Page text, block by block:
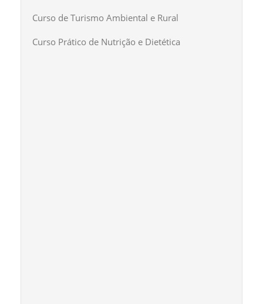
Curso de Turismo Ambiental e Rural
Curso Prático de Nutrição e Dietética